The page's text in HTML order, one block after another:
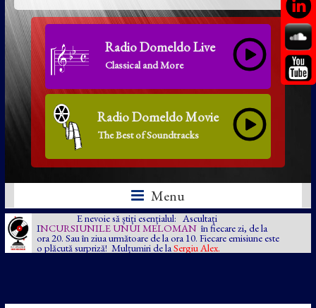
Radio Domeldo Live
Classical and More
Radio Domeldo Movie
The Best of Soundtracks
Menu
E nevoie să știți esențialul: Ascultați
INCURSIUNILE UNUI MELOMAN în fiecare zi, de la
ora 20. Sau în ziua următoare de la ora 10. Fiecare emisiune este
o plăcută surpriză! Mulțumiri de la Sergiu Alex.